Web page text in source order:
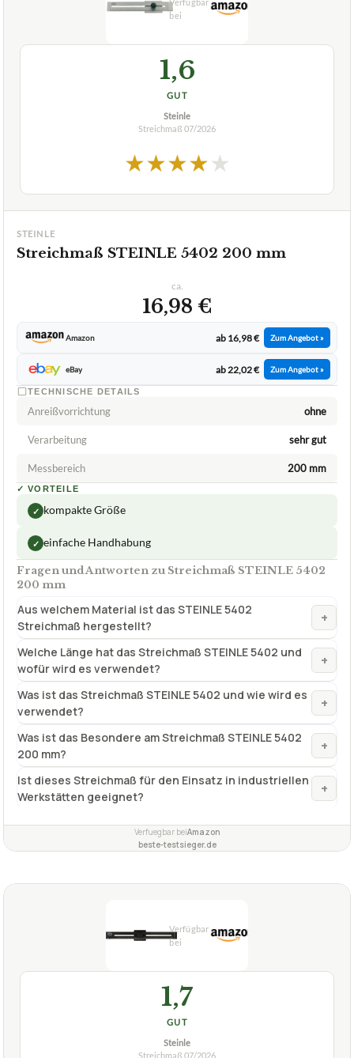
1,6
GUT
Steinle
Streichmaß 07/2026
★★★★★
STEINLE
Streichmaß STEINLE 5402 200 mm
ca.
16,98 €
Amazon ab 16,98 € Zum Angebot »
eBay ab 22,02 € Zum Angebot »
TECHNISCHE DETAILS
Anreißvorrichtung ohne
Verarbeitung sehr gut
Messbereich 200 mm
✓ VORTEILE
✓ kompakte Größe
✓ einfache Handhabung
Fragen und Antworten zu Streichmaß STEINLE 5402
200 mm
Aus welchem Material ist das STEINLE 5402
Streichmaß hergestellt?
+
Welche Länge hat das Streichmaß STEINLE 5402 und
wofür wird es verwendet?
+
Was ist das Streichmaß STEINLE 5402 und wie wird es
verwendet?
+
Was ist das Besondere am Streichmaß STEINLE 5402
200 mm?
+
Ist dieses Streichmaß für den Einsatz in industriellen
Werkstätten geeignet?
+
Verfuegbar beiAmazon
beste-testsieger.de
1,7
GUT
Steinle
Streichmaß 07/2026